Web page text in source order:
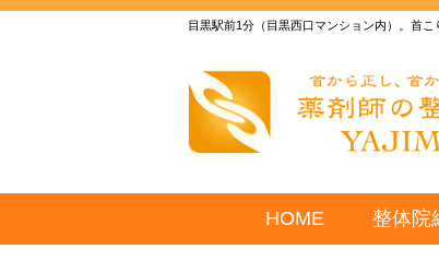
目黒駅前1分（目黒西口マンション内）。首
HOME 整体院